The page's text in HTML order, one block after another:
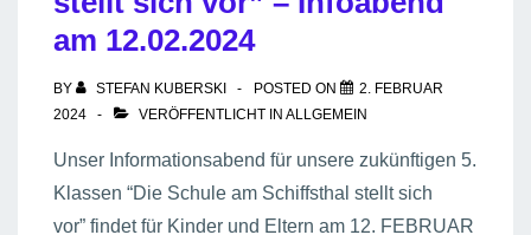
am 12.02.2024
BY STEFAN KUBERSKI POSTED ON
2. FEBRUAR
2024
VERÖFFENTLICHT IN ALLGEMEIN
Unser Informationsabend für unsere zukünftigen 5.
Klassen “Die Schule am Schiffsthal stellt sich
vor” findet für Kinder und Eltern am 12. FEBRUAR